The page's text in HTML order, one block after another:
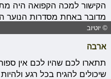
הקישור למכה הקפואה היה
מדובר באחת מסדרות הנוער
© יוטיוב
ארבה
תתארו לכם שהיו לכם אין
שיכולים להגיח בכל רגע